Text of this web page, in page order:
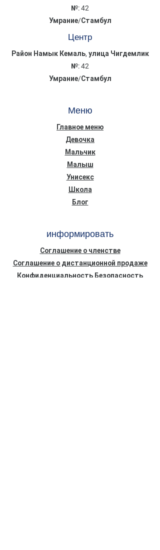
№: 42
Умрание/Стамбул
Центр
Район Намык Кемаль, улица Чигдемлик
№: 42
Умрание/Стамбул
Меню
Главное меню
Девочка
Мальчик
Малыш
Унисекс
Школа
Блог
информировать
Соглашение о членстве
Соглашение о дистанционной продаже
Конфиденциальность Безопасность